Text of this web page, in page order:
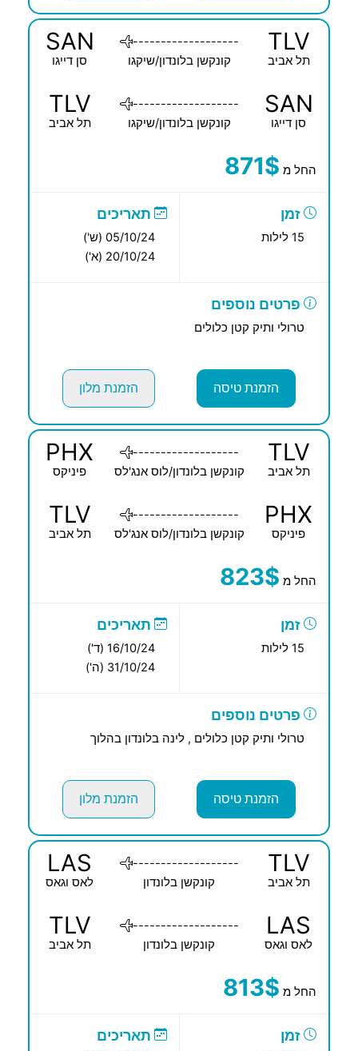
TLV
תל אביב
-------------------
קונקשן בלונדון/שיקגו
SAN
סן דייגו
SAN
סן דייגו
-------------------
קונקשן בלונדון/שיקגו
TLV
תל אביב
החל מ 871$
זמן
15 לילות
תאריכים
05/10/24 (ש')
20/10/24 (א')
פרטים נוספים
טרולי ותיק קטן כלולים
הזמנת טיסה הזמנת מלון
TLV
תל אביב
-------------------
קונקשן בלונדון/לוס אנג'לס
PHX
פיניקס
PHX
פיניקס
-------------------
קונקשן בלונדון/לוס אנג'לס
TLV
תל אביב
החל מ 823$
זמן
15 לילות
תאריכים
16/10/24 (ד')
31/10/24 (ה')
פרטים נוספים
טרולי ותיק קטן כלולים , לינה בלונדון בהלוך
הזמנת טיסה הזמנת מלון
TLV
תל אביב
-------------------
קונקשן בלונדון
LAS
לאס וגאס
LAS
לאס וגאס
-------------------
קונקשן בלונדון
TLV
תל אביב
החל מ 813$
זמן תאריכים